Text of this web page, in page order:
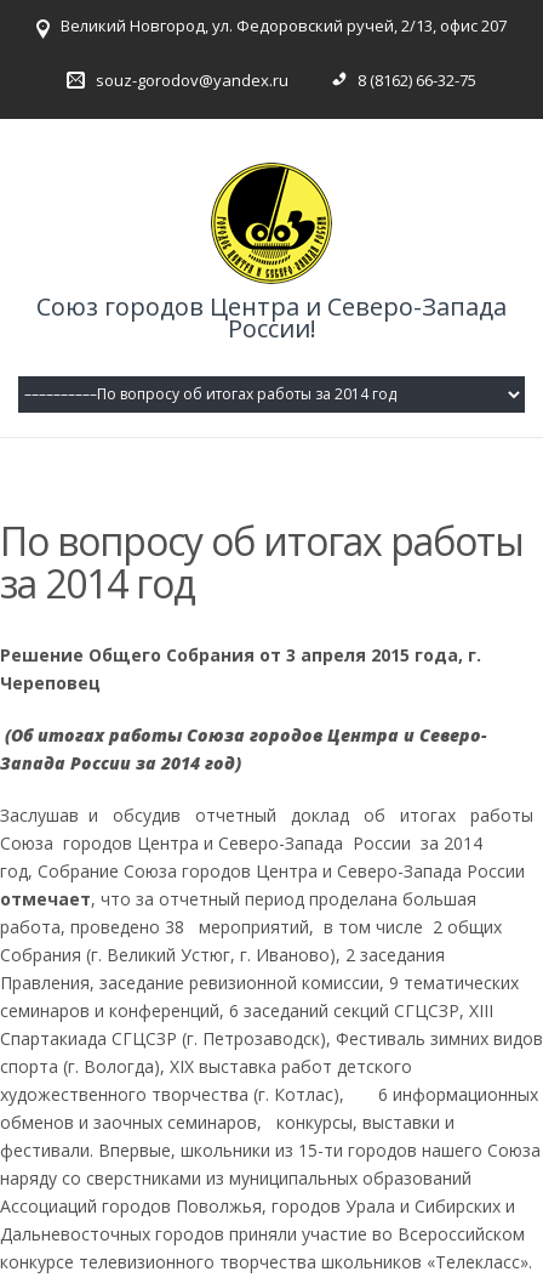
Великий Новгород, ул. Федоровский ручей, 2/13, офис 207
souz-gorodov@yandex.ru 8 (8162) 66-32-75
Союз городов Центра и Северо-Запада
России!
По вопросу об итогах работы
за 2014 год
Решение Общего Собрания от 3 апреля 2015 года, г.
Череповец
(Об итогах работы Союза городов Центра и Северо-
Запада России за 2014 год)
Заслушав и обсудив отчетный доклад об итогах работы
Союза городов Центра и Северо-Запада России за 2014
год, Собрание Союза городов Центра и Северо-Запада России
отмечает, что за отчетный период проделана большая
работа, проведено 38 мероприятий, в том числе 2 общих
Собрания (г. Великий Устюг, г. Иваново), 2 заседания
Правления, заседание ревизионной комиссии, 9 тематических
семинаров и конференций, 6 заседаний секций СГЦСЗР, XIII
Спартакиада СГЦСЗР (г. Петрозаводск), Фестиваль зимних видов
спорта (г. Вологда), XIX выставка работ детского
художественного творчества (г. Котлас), 6 информационных
обменов и заочных семинаров, конкурсы, выставки и
фестивали. Впервые, школьники из 15-ти городов нашего Союза
наряду со сверстниками из муниципальных образований
Ассоциаций городов Поволжья, городов Урала и Сибирских и
Дальневосточных городов приняли участие во Всероссийском
конкурсе телевизионного творчества школьников «Телекласс».